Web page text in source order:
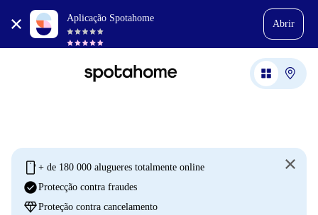
Aplicação Spotahome
Abrir
mobile + de 180 000 alugueres totalmente online
check_circleProtecção contra fraudes
diamondProteção contra cancelamento